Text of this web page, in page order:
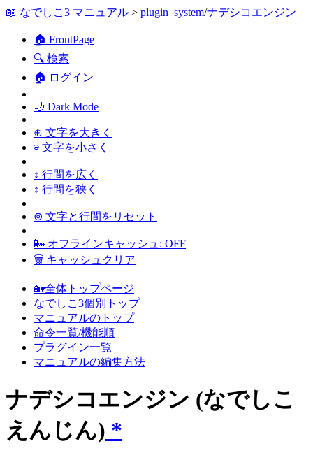
📖 なでしこ3 マニュアル > plugin_system/ナデシコエンジン
🏠 FrontPage
🔍 検索
🏠 ログイン
🌙 Dark Mode
⊕ 文字を大きく
⊖ 文字を小さく
↕ 行間を広く
↕ 行間を狭く
⊚ 文字と行間をリセット
📴 オフラインキャッシュ: OFF
🗑 キャッシュクリア
🏡全体トップページ
なでしこ3個別トップ
マニュアルのトップ
命令一覧/機能順
プラグイン一覧
マニュアルの編集方法
ナデシコエンジン (なでしこ
えんじん) *